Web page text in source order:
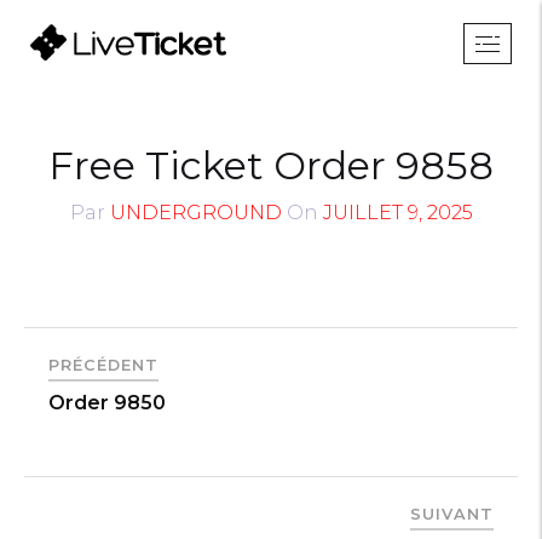
Free Ticket Order 9858
Par UNDERGROUND On JUILLET 9, 2025
PRÉCÉDENT
Order 9850
SUIVANT